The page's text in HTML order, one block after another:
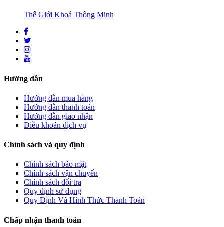
Thế Giới Khoá Thông Minh
Hướng dẫn
Hướng dẫn mua hàng
Hướng dẫn thanh toán
Hướng dẫn giao nhận
Điều khoản dịch vụ
Chính sách và quy định
Chính sách bảo mật
Chính sách vận chuyển
Chính sách đổi trả
Quy định sử dụng
Quy Định Và Hình Thức Thanh Toán
Chấp nhận thanh toán